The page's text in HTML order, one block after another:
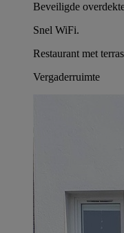
Beveiligde
Snel WiFi.
Restaurant met terras
Vergaderruimte